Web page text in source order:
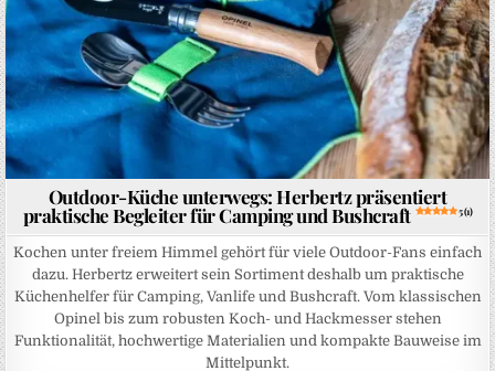
Outdoor-Küche unterwegs: Herbertz präsentiert
praktische Begleiter für Camping und Bushcraft 5 (1)
Kochen unter freiem Himmel gehört für viele Outdoor-Fans einfach
dazu. Herbertz erweitert sein Sortiment deshalb um praktische
Küchenhelfer für Camping, Vanlife und Bushcraft. Vom klassischen
Opinel bis zum robusten Koch- und Hackmesser stehen
Funktionalität, hochwertige Materialien und kompakte Bauweise im
Mittelpunkt.